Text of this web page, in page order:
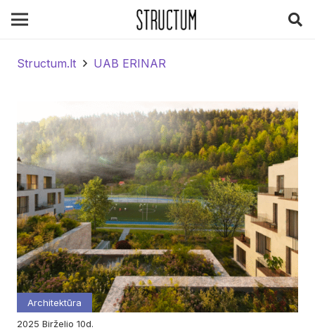
Structum.lt UAB ERINAR
Architektūra
2025
birželio 10d.